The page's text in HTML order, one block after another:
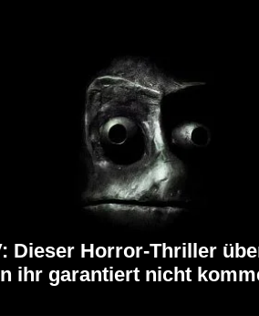
Dieser Horror-Thriller
ihr garantiert nicht